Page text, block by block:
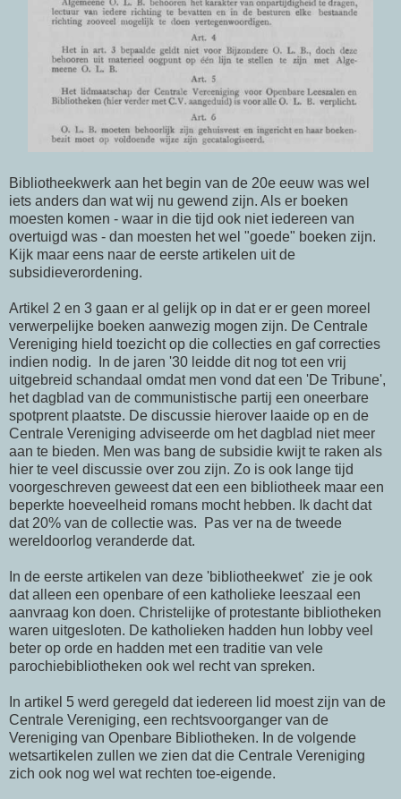
Bibliotheekwerk aan het begin van de 20e eeuw was wel
iets anders dan wat wij nu gewend zijn. Als er boeken
moesten komen - waar in die tijd ook niet iedereen van
overtuigd was - dan moesten het wel "goede" boeken zijn.
Kijk maar eens naar de eerste artikelen uit de
subsidieverordening.
Artikel 2 en 3 gaan er al gelijk op in dat er er geen moreel
verwerpelijke boeken aanwezig mogen zijn. De Centrale
Vereniging hield toezicht op die collecties en gaf correcties
indien nodig. In de jaren '30 leidde dit nog tot een vrij
uitgebreid schandaal omdat men vond dat een 'De Tribune',
het dagblad van de communistische partij een oneerbare
spotprent plaatste. De discussie hierover laaide op en de
Centrale Vereniging adviseerde om het dagblad niet meer
aan te bieden. Men was bang de subsidie kwijt te raken als
hier te veel discussie over zou zijn. Zo is ook lange tijd
voorgeschreven geweest dat een een bibliotheek maar een
beperkte hoeveelheid romans mocht hebben. Ik dacht dat
dat 20% van de collectie was. Pas ver na de tweede
wereldoorlog veranderde dat.
In de eerste artikelen van deze 'bibliotheekwet' zie je ook
dat alleen een openbare of een katholieke leeszaal een
aanvraag kon doen. Christelijke of protestante bibliotheken
waren uitgesloten. De katholieken hadden hun lobby veel
beter op orde en hadden met een traditie van vele
parochiebibliotheken ook wel recht van spreken.
In artikel 5 werd geregeld dat iedereen lid moest zijn van de
Centrale Vereniging, een rechtsvoorganger van de
Vereniging van Openbare Bibliotheken. In de volgende
wetsartikelen zullen we zien dat die Centrale Vereniging
zich ook nog wel wat rechten toe-eigende.